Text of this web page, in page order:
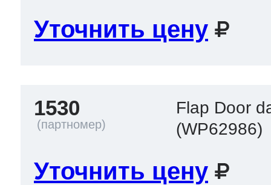
Уточнить цену
1530
Flap Door
(WP62986)
Уточнить цену